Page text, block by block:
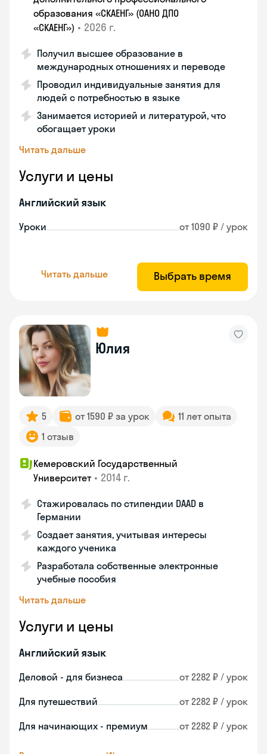
образования «СКАЕНГ» (ОАНО ДПО
«СКАЕНГ») • 2026 г.
Получил высшее образование в
международных отношениях и переводе
Проводил индивидуальные занятия для
людей с потребностью в языке
Занимается историей и литературой, что
обогащает уроки
Читать дальше
Услуги и цены
Английский язык
Уроки от 1090 ₽ / урок
Читать дальше Выбрать время
Юлия
5 от 1590 ₽ за урок
11 лет опыта
1 отзыв
Кемеровский Государственный
Университет • 2014 г.
Стажировалась по стипендии DAAD в
Германии
Создает занятия, учитывая интересы
каждого ученика
Разработала собственные электронные
учебные пособия
Читать дальше
Услуги и цены
Английский язык
Деловой - для бизнеса от 2282 ₽ / урок
Для путешествий от 2282 ₽ / урок
Для начинающих - премиум от 2282 ₽ / урок